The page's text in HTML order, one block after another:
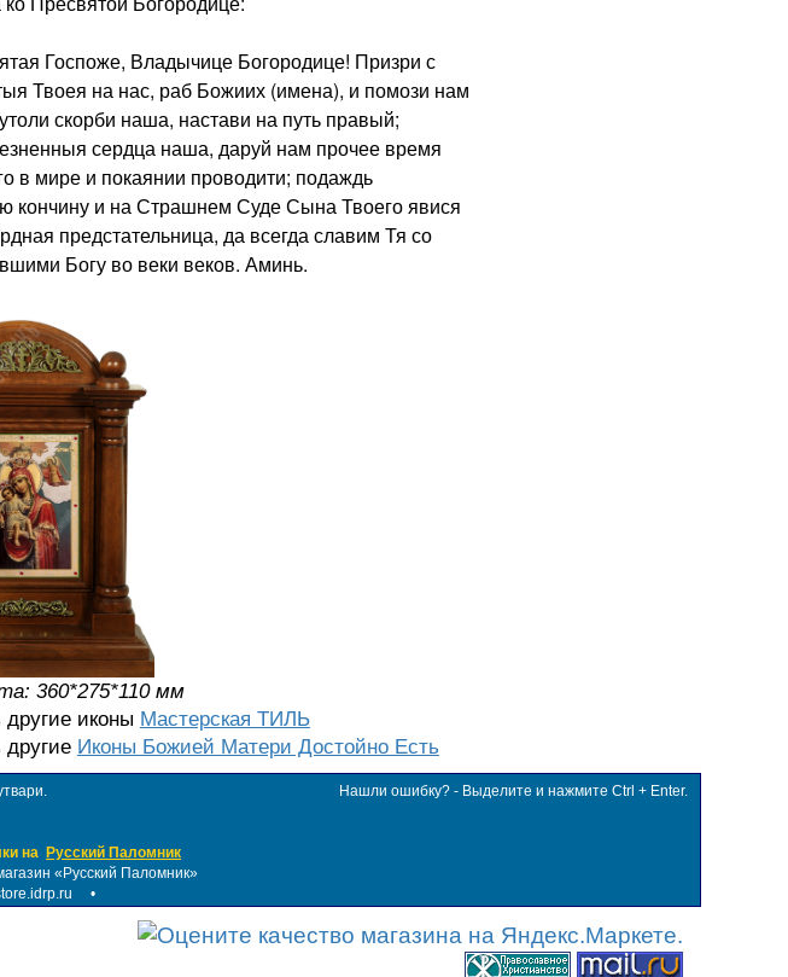
Госпоже, Владычице Богородице! Призри с
Твоея на нас, раб Божиих (имена), и помози нам
скорби наша, настави на путь правый;
сердца наша, даруй нам прочее время
в мире и покаянии проводити; подаждь
кончину и на Страшнем Суде Сына Твоего явися
предстательница, да всегда славим Тя со
Богу во веки веков. Аминь.
360*275*110 мм
иконы Мастерская ТИЛЬ
другие Иконы Божией Матери Достойно Есть
на Русский Паломник
Нашли ошибку? - Выделите и нажмите Ctrl + Enter.
«Русский Паломник»
•